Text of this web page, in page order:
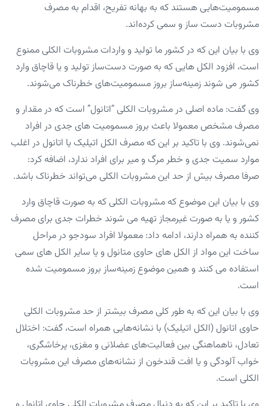
مسمومیت‌هایی هستند که به بهانه تفریح، اقدام به مصرف
مشروبات دست ساز و سمی کرده‌اند.
وی با بیان این که در کشور ما تولید و واردات مشروبات الکلی ممنوع
است، افزود الکل هایی که به صورت دست‌ساز تولید و یا قاچاق وارد
کشور می شوند زمینه‌ساز بروز مسمومیت‌های خطرناک می‌شوند.
وی گفت: ماده اصلی در مشروبات الکلی “اتانول” است که در مقدار و
مصرف مشخص معمولا باعث بروز مسمومیت های جدی در افراد
نمی‌شوند. وی با تاکید بر این که مصرف الکل‌ اتیلیک یا اتانول در اغلب
موارد سمیت جدی و خطر مرگ و میر برای افراد ندارد، اضافه کرد:
صرفا مصرف بیش از حد این مشروبات الکلی می‌تواند خطرناک باشد.
وی با بیان این موضوع که مشروبات الکلی که به صورت قاچاق وارد
کشور و یا به صورت غیرمجاز تهیه می شوند خطرات جدی برای مصرف
کننده به همراه دارند، ادامه داد: معمولا افراد سودجو در مراحل
ساخت این مواد از الکل های حاوی متانول و یا سایر الکل های سمی
استفاده می کنند و همین موضوع زمینه‌ساز بروز مسمومیت شده
است.
وی با بیان این که به طور کلی مصرف بیشتر از حد مشروبات الکلی
حاوی اتانول (الکل اتیلیک) با نشانه‌هایی همراه است، گفت: اختلال
تعادل، ناهماهنگی بین فعالیت‌های عضلانی و مغزی، پرخاشگری،
خواب آلودگی و یا افت قندخون از نشانه‌های مصرف این مشروبات
الکلی است.